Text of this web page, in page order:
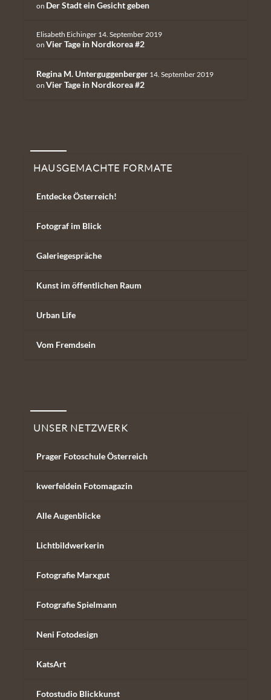
on Der Stadt ein Gesicht geben
Elisabeth Eichinger 14. September 2019
on Vier Tage in Nordkorea #2
Regina M. Unterguggenberger 14. September 2019
on Vier Tage in Nordkorea #2
Hausgemachte Formate
HAUSGEMACHTE FORMATE
Entdecke Österreich!
Fotograf im Blick
Galeriegespräche
Kunst im öffentlichen Raum
Urban Life
Vom Fremdsein
Unser Netzwerk
UNSER NETZWERK
Prager Fotoschule Österreich
kwerfeldein Fotomagazin
Alle Augenblicke
Lichtbildwerkerin
Fotografie Marxgut
Fotografie Spielmann
Neni Fotodesign
KatsArt
Fotostudio Blickkunst